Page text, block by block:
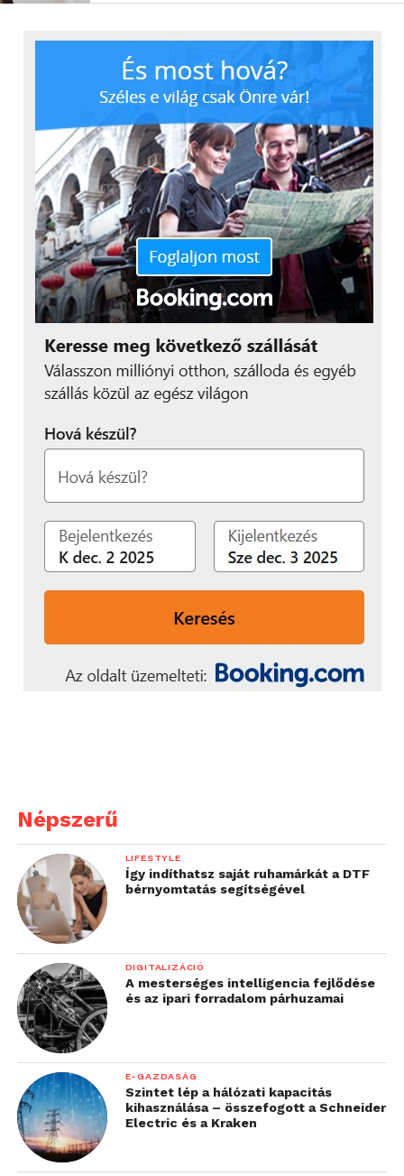
Népszerű
LIFESTYLE
Így indíthatsz saját ruhamárkát a DTF
bérnyomtatás segítségével
DIGITALIZÁCIÓ
A mesterséges intelligencia fejlődése
és az ipari forradalom párhuzamai
E-GAZDASÁG
Szintet lép a hálózati kapacitás
kihasználása – összefogott a Schneider
Electric és a Kraken